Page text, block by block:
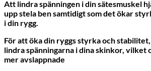
Att lindra spänningen i din sätesmuskel
upp stela ben samtidigt som det ökar
i din rygg.
För att öka din ryggs styrka och
lindra spänningarna i dina skinkor, vilket
mer avslappnade